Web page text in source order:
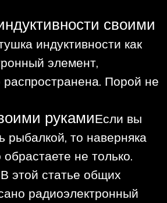
своими
индуктивности как
элемент,
распространена. Порой не
рукамиЕсли вы
рыбалкой, то наверняка
не только.
В этой статье общих
радиоэлектронный